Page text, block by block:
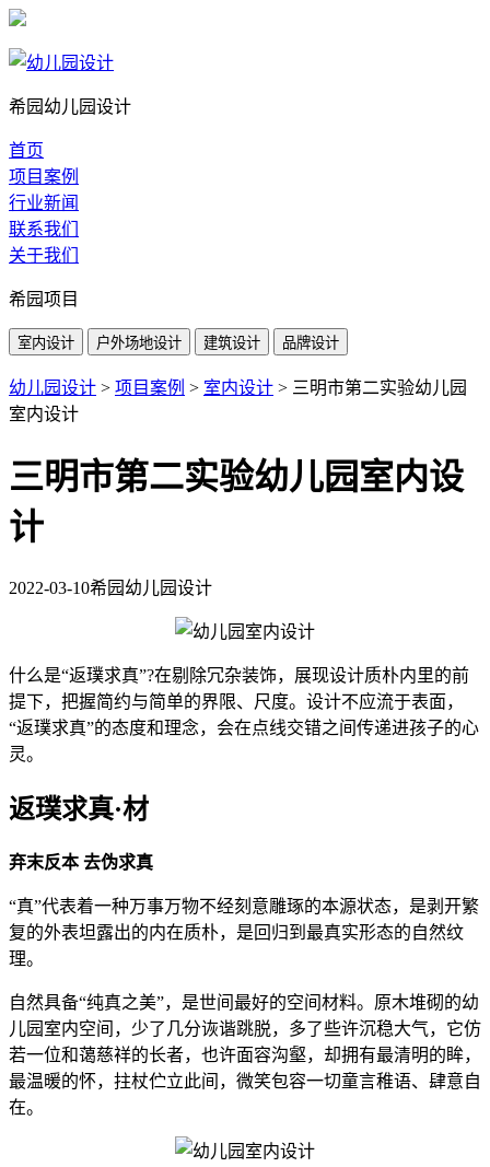
希园幼儿园设计
首页
项目案例
行业新闻
联系我们
关于我们
希园项目
室内设计 户外场地设计 建筑设计 品牌设计
幼儿园设计 > 项目案例 > 室内设计 > 三明市第二实验幼儿园
室内设计
三明市第二实验幼儿园室内设
计
2022-03-10希园幼儿园设计
什么是“返璞求真”?在剔除冗杂装饰，展现设计质朴内里的前
提下，把握简约与简单的界限、尺度。设计不应流于表面，
“返璞求真”的态度和理念，会在点线交错之间传递进孩子的心
灵。
返璞求真·材
弃末反本 去伪求真
“真”代表着一种万事万物不经刻意雕琢的本源状态，是剥开繁
复的外表坦露出的内在质朴，是回归到最真实形态的自然纹
理。
自然具备“纯真之美”，是世间最好的空间材料。原木堆砌的幼
儿园室内空间，少了几分诙谐跳脱，多了些许沉稳大气，它仿
若一位和蔼慈祥的长者，也许面容沟壑，却拥有最清明的眸，
最温暖的怀，拄杖伫立此间，微笑包容一切童言稚语、肆意自
在。